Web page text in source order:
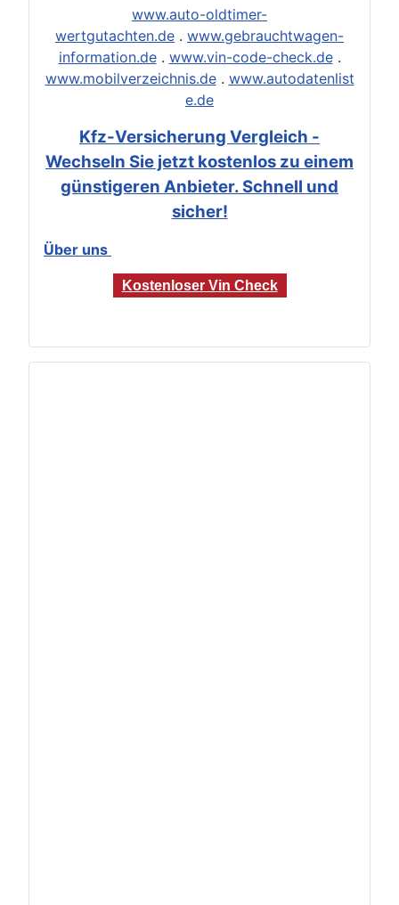
www.auto-oldtimer-
wertgutachten.de . www.gebrauchtwagen-
information.de. www.vin-code-check.de.
www.mobilverzeichnis.de. www.autodatenlist
e.de
Kfz-Versicherung Vergleich -
Wechseln Sie jetzt kostenlos zu einem
günstigeren Anbieter. Schnell und
sicher!
Über uns
Kostenloser Vin Check